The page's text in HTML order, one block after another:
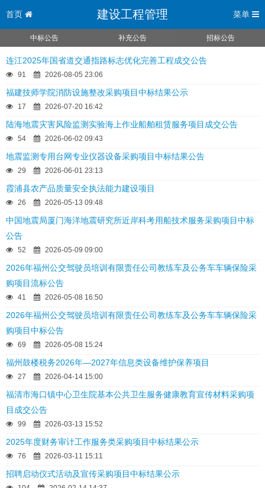
首页 建设工程管理 菜单
中标公告 补充公告 招标公告
连江2025年国省道交通指路标志优化完善工程成交公告
91 2026-08-05 23:06
福建技师学院消防设施整改采购项目中标结果公示
17 2026-07-20 16:42
陆海地震灾害风险监测实验海上作业船舶租赁服务项目成交公告
54 2026-06-02 09:43
地震监测专用台网专业仪器设备采购项目中标结果公告
29 2026-06-01 23:13
霞浦县农产品质量安全执法能力建设项目
26 2026-05-13 09:48
中国地震局厦门海洋地震研究所近岸科考用船技术服务采购项目中标
公告
52 2026-05-09 09:00
2026年福州公交驾驶员培训有限责任公司教练车及公务车车辆保险采
购项目流标公告
41 2026-05-08 16:50
2026年福州公交驾驶员培训有限责任公司教练车及公务车车辆保险采
购项目中标公告
69 2026-05-08 15:24
福州鼓楼税务2026年—2027年信息类设备维护保养项目
27 2026-04-14 15:00
福清市海口镇中心卫生院基本公共卫生服务健康教育宣传材料采购项
目成交公告
99 2026-03-13 15:52
2025年度财务审计工作服务类采购项目中标结果公示
76 2026-03-11 15:11
招聘启动仪式活动及宣传采购项目中标结果公示